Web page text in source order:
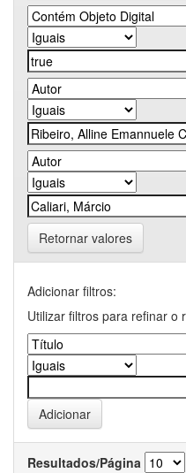
Retornar valores
Adicionar filtros:
Utilizar filtros para refinar o
Resultados/Página